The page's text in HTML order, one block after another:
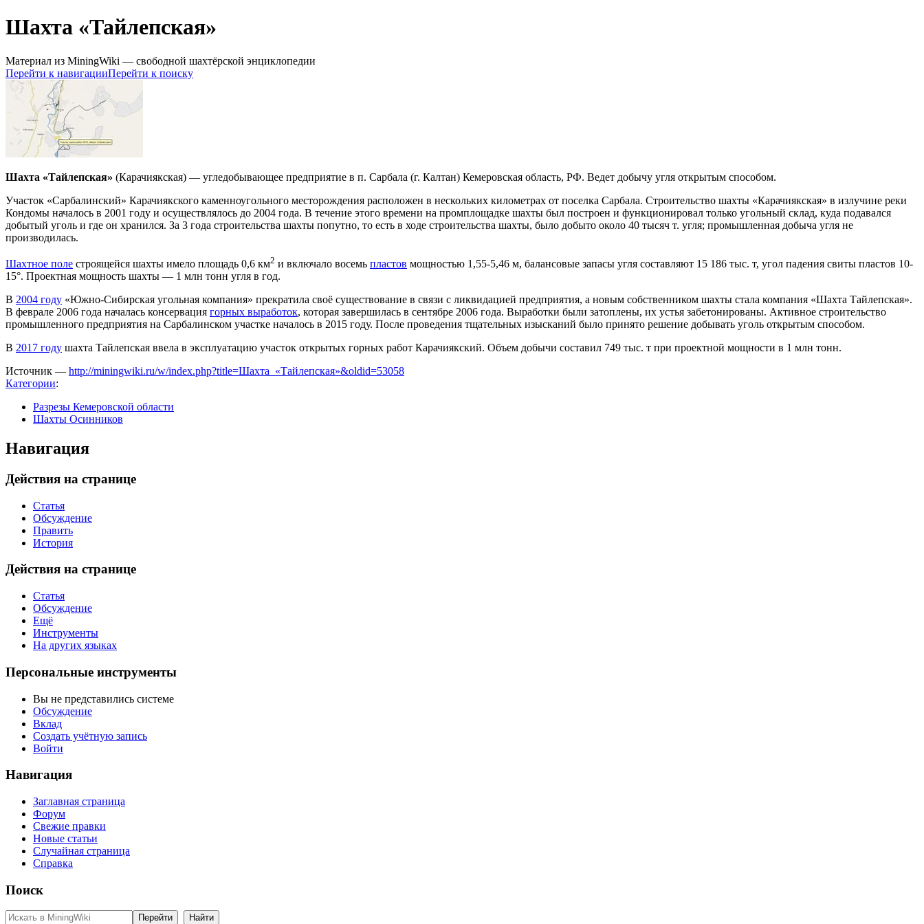
Шахта «Тайлепская»
Материал из MiningWiki — свободной шахтёрской энциклопедии
Перейти к навигацииПерейти к поиску
Шахта «Тайлепская» (Карачиякская) — угледобывающее предприятие в п. Сарбала (г. Калтан) Кемеровская область, РФ. Ведет добычу угля открытым способом.
Участок «Сарбалинский» Карачиякского каменноугольного месторождения расположен в нескольких километрах от поселка Сарбала. Строительство шахты «Карачиякская» в излучине реки
Кондомы началось в 2001 году и осуществлялось до 2004 года. В течение этого времени на промплощадке шахты был построен и функционировал только угольный склад, куда подавался
добытый уголь и где он хранился. За 3 года строительства шахты попутно, то есть в ходе строительства шахты, было добыто около 40 тысяч т. угля; промышленная добыча угля не
производилась.
Шахтное поле строящейся шахты имело площадь 0,6 км2 и включало восемь пластов мощностью 1,55-5,46 м, балансовые запасы угля составляют 15 186 тыс. т, угол падения свиты пластов 10-
15°. Проектная мощность шахты — 1 млн тонн угля в год.
В 2004 году «Южно-Сибирская угольная компания» прекратила своё существование в связи с ликвидацией предприятия, а новым собственником шахты стала компания «Шахта Тайлепская».
В феврале 2006 года началась консервация горных выработок, которая завершилась в сентябре 2006 года. Выработки были затоплены, их устья забетонированы. Активное строительство
промышленного предприятия на Сарбалинском участке началось в 2015 году. После проведения тщательных изысканий было принято решение добывать уголь открытым способом.
В 2017 году шахта Тайлепская ввела в эксплуатацию участок открытых горных работ Карачиякский. Объем добычи составил 749 тыс. т при проектной мощности в 1 млн тонн.
Источник — http://miningwiki.ru/w/index.php?title=Шахта_«Тайлепская»&oldid=53058
Категории:
Разрезы Кемеровской области
Шахты Осинников
Навигация
Действия на странице
Статья
Обсуждение
Править
История
Действия на странице
Статья
Обсуждение
Ещё
Инструменты
На других языках
Персональные инструменты
Вы не представились системе
Обсуждение
Вклад
Создать учётную запись
Войти
Навигация
Заглавная страница
Форум
Свежие правки
Новые статьи
Случайная страница
Справка
Поиск